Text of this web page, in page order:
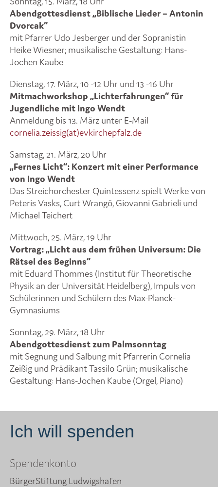
Abendgottesdienst „Biblische Lieder – Antonin
Dvorcak“
mit Pfarrer Udo Jesberger und der Sopranistin
Heike Wiesner; musikalische Gestaltung: Hans-
Jochen Kaube
Dienstag, 17. März, 10 -12 Uhr und 13 -16 Uhr
Mitmachworkshop „Lichterfahrungen“ für
Jugendliche mit Ingo Wendt
Anmeldung bis 13. März unter E-Mail
cornelia.zeissig(at)evkirchepfalz.de
Samstag, 21. März, 20 Uhr
„Fernes Licht“: Konzert mit einer Performance
von Ingo Wendt
Das Streichorchester Quintessenz spielt Werke von
Peteris Vasks, Curt Wrangö, Giovanni Gabrieli und
Michael Teichert
Mittwoch, 25. März, 19 Uhr
Vortrag: „Licht aus dem frühen Universum: Die
Rätsel des Beginns“
mit Eduard Thommes (Institut für Theoretische
Physik an der Universität Heidelberg), Impuls von
Schülerinnen und Schülern des Max-Planck-
Gymnasiums
Sonntag, 29. März, 18 Uhr
Abendgottesdienst zum Palmsonntag
mit Segnung und Salbung mit Pfarrerin Cornelia
Zeißig und Prädikant Tassilo Grün; musikalische
Gestaltung: Hans-Jochen Kaube (Orgel, Piano)
Ich will spenden
Spendenkonto
BürgerStiftung Ludwigshafen